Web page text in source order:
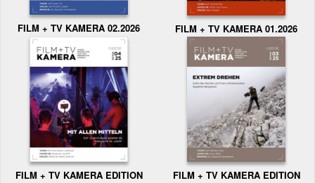
FILM + TV KAMERA 02.2026 FILM + TV KAMERA 01.2026
FILM + TV KAMERA EDITION
FILM + TV KAMERA EDITION